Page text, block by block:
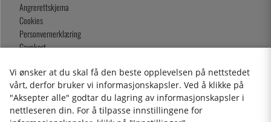
Angrerettskjema
Cookies
Personvernerklæring
Gavekort
2026 KitchenLab AB
Vi ønsker at du skal få den beste opplevelsen på nettstedet
vårt, derfor bruker vi informasjonskapsler. Ved å klikke på
"Aksepter alle" godtar du lagring av informasjonskapsler i
nettleseren din. For å tilpasse innstillingene for